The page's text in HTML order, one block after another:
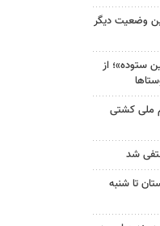
وضعیت دیگر
ستوده»؛ از
ملی کشتی
شد
تا شنبه